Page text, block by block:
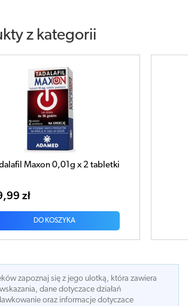
z kategorii
Maxon 0,01g x 2 tabletki
zł
DO KOSZYKA
zapoznaj się z jego ulotką, która zawiera
dane dotyczace działań
oraz informacje dotyczace